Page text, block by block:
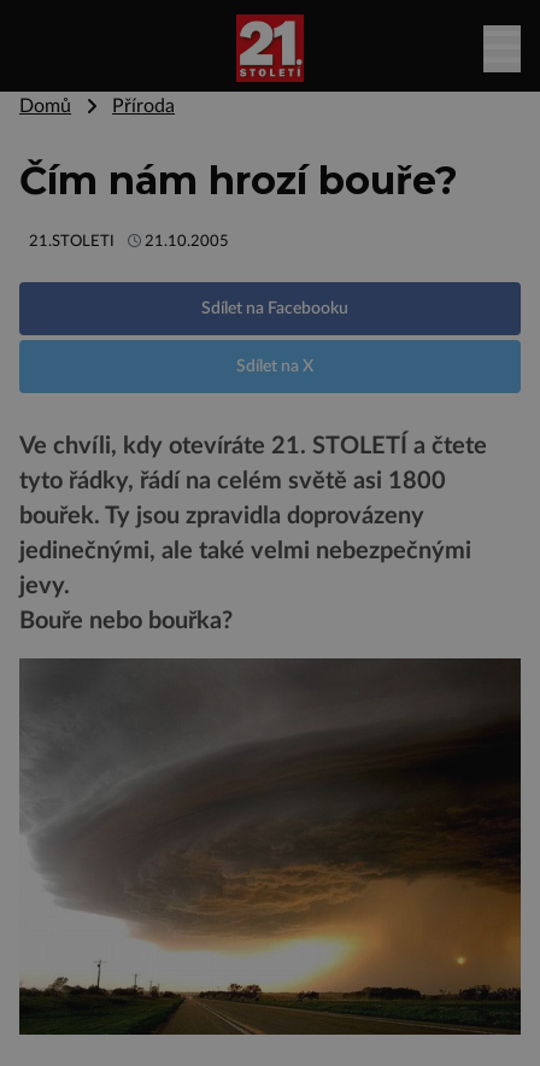
Domů Příroda
Čím nám hrozí bouře?
21.STOLETI 21.10.2005
Sdílet na Facebooku
Sdílet na X
Ve chvíli, kdy otevíráte 21. STOLETÍ a čtete
tyto řádky, řádí na celém světě asi 1800
bouřek. Ty jsou zpravidla doprovázeny
jedinečnými, ale také velmi nebezpečnými
jevy.
Bouře nebo bouřka?